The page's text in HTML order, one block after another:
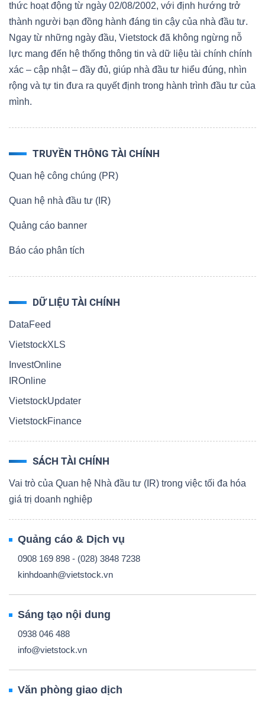
thức hoạt động từ ngày 02/08/2002, với định hướng trở
thành người bạn đồng hành đáng tin cậy của nhà đầu tư.
Ngay từ những ngày đầu, Vietstock đã không ngừng nỗ
lực mang đến hệ thống thông tin và dữ liệu tài chính chính
xác – cập nhật – đầy đủ, giúp nhà đầu tư hiểu đúng, nhìn
rộng và tự tin đưa ra quyết định trong hành trình đầu tư của
mình.
TRUYỀN THÔNG TÀI CHÍNH
Quan hệ công chúng (PR)
Quan hệ nhà đầu tư (IR)
Quảng cáo banner
Báo cáo phân tích
DỮ LIỆU TÀI CHÍNH
DataFeed
VietstockXLS
InvestOnline
IROnline
VietstockUpdater
VietstockFinance
SÁCH TÀI CHÍNH
Vai trò của Quan hệ Nhà đầu tư (IR) trong việc tối đa hóa
giá trị doanh nghiệp
Quảng cáo & Dịch vụ
0908 169 898 - (028) 3848 7238
kinhdoanh@vietstock.vn
Sáng tạo nội dung
0938 046 488
info@vietstock.vn
Văn phòng giao dịch